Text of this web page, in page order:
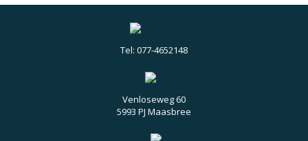
Tel: 077-4652148
Venloseweg 60
5993 PJ Maasbree